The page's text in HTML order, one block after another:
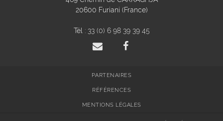
20600 Furiani (France)
Tél : 33 (0) 6 98 39 39 45
PARTENAIRES
RÉFÉRENCES
MENTIONS LÉGALES